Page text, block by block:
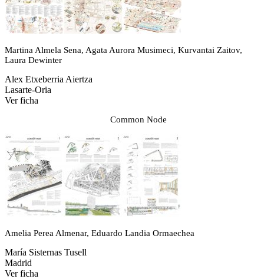
Martina Almela Sena, Agata Aurora Musimeci, Kurvantai Zaitov,
Laura Dewinter
Alex Etxeberria Aiertza
Lasarte-Oria
Ver ficha
Common Node
Amelia Perea Almenar, Eduardo Landia Ormaechea
María Sisternas Tusell
Madrid
Ver ficha